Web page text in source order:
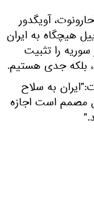
آویگدور
هیچگاه به ایران
را تثبیت
بلکه جدی هستیم.
به سلاح
مصمم است اجازه